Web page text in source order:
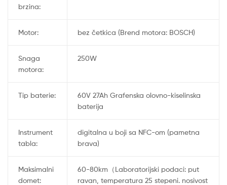
brzina:
Motor: bez četkica (Brend motora: BOSCH)
Snaga
motora:
250W
Tip baterie:
60V 27Ah Grafenska olovno-kiselinska
baterija
Instrument
tabla:
digitalna u boji sa NFC-om (pametna
brava)
Maksimalni
domet:
60-80km（Laboratorijski podaci: put
ravan, temperatura 25 stepeni. nosivost